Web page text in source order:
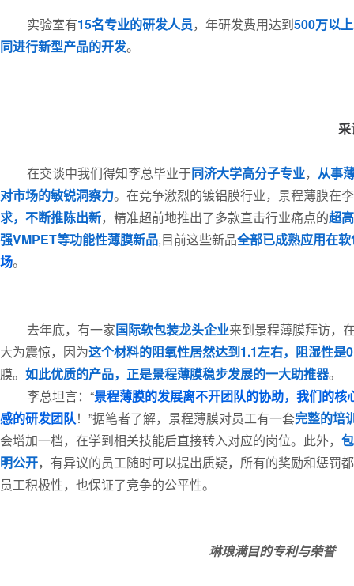
实验室有15名专业的研发人员，年研发费用达到500万以上
同进行新型产品的开发。
采
在交谈中我们得知李总毕业于同济大学高分子专业， 从事
对市场的敏锐洞察力。在竞争激烈的镀铝膜行业，景程薄膜在
求，不断推陈出新，精准超前地推出了多款直击行业痛点的超
强VMPET等功能性薄膜新品,目前这些新品全部已成熟应用在
场。
去年底，有一家国际软包装龙头企业来到景程薄膜拜访，
大为震惊，因为这个材料的阻氧性居然达到1.1左右，阻湿性是
膜。 如此优质的产品，正是景程薄膜稳步发展的一大助推器。
李总坦言：“景程薄膜的发展离不开团队的协助，我们的
感的研发团队！”据笔者了解，景程薄膜对员工有一套完整的培
会增加一档，在学到相关技能后直接转入对应的岗位。此外，
明公开，有异议的员工随时可以提出质疑，所有的奖励和惩罚
员工积极性，也保证了竞争的公平性。
琳琅满目的专利与荣誉